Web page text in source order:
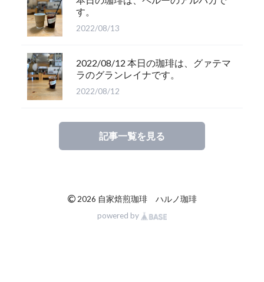
す。
2022/08/13
2022/08/12 本日の珈琲は、グァテマ
ラのグランレイナです。
2022/08/12
記事一覧を見る
© 2026 自家焙煎珈琲 ハルノ珈琲
powered by